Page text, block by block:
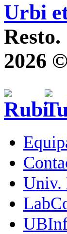
Urbi
Resto.
2026
Univ.